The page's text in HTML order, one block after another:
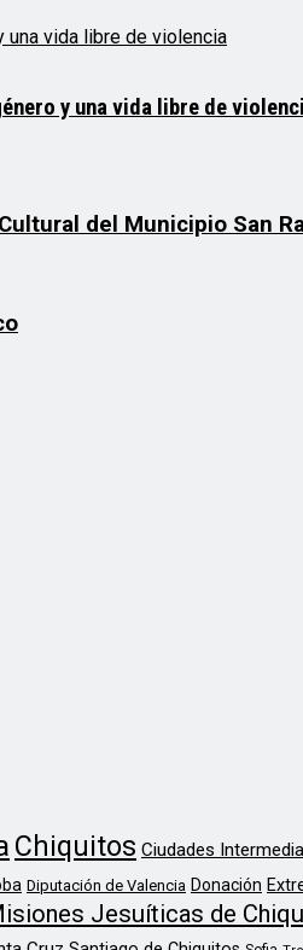
y una vida libre de
del Municipio San
Chiquitos Ciudades
Diputación de Valencia Donación
Jesuíticas de